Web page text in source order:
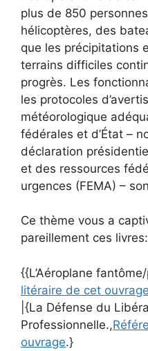
plus de 850
hélicoptères, des
que les précipitations
terrains difficiles
progrès. Les
les protocoles
météorologique
fédérales et d’État –
déclaration
et des ressources
urgences (FEMA) –
Ce thème vous a
pareillement ces livres:
{{L’Aéroplane
litéraire de cet ouvrage
|{La Défense du
Professionnelle.,
ouvrage.}